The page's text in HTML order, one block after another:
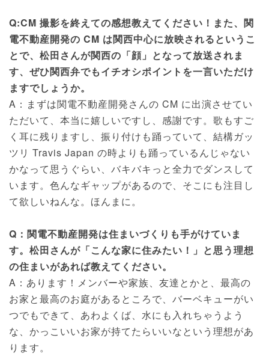
Q:CM 撮影を終えての感想教えてください！また、関
電不動産開発の CM は関西中心に放映されるというこ
とで、松田さんが関西の「顔」となって放送されま
す、ぜひ関西弁でもイチオシポイントを一言いただけ
ますでしょうか。
A：まずは関電不動産開発さんの CM に出演させてい
ただいて、本当に嬉しいですし、感謝です。歌もすご
く耳に残りますし、振り付けも踊っていて、結構ガッ
ツリ Travis Japan の時よりも踊っているんじゃない
かなって思うぐらい、バキバキっと全力でダンスして
います。色んなギャップがあるので、そこにも注目し
て欲しいねんな。ほんまに。
Q：関電不動産開発は住まいづくりも手がけていま
す。松田さんが「こんな家に住みたい！」と思う理想
の住まいがあれば教えてください。
A：あります！メンバーや家族、友達とかと、最高の
お家と最高のお庭があるところで、バーベキューがい
つでもできて、あわよくば、水にも⼊れちゃうよう
な、かっこいいお家が持てたらいいなという理想があ
ります。